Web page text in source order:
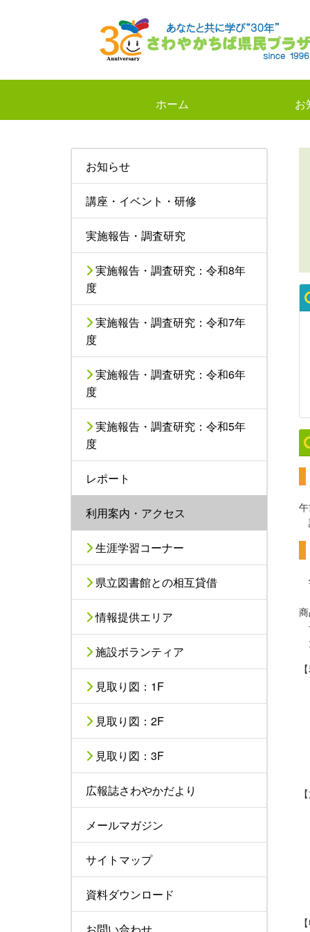
ホーム お
お知らせ
講座・イベント・研修
実施報告・調査研究
実施報告・調査研究：令和8年
度
実施報告・調査研究：令和7年
度
実施報告・調査研究：令和6年
度
実施報告・調査研究：令和5年
度
レポート
利用案内・アクセス
生涯学習コーナー
県立図書館との相互貸借
情報提供エリア
施設ボランティア
見取り図：1F
見取り図：2F
見取り図：3F
広報誌さわやかだより
メールマガジン
サイトマップ
資料ダウンロード